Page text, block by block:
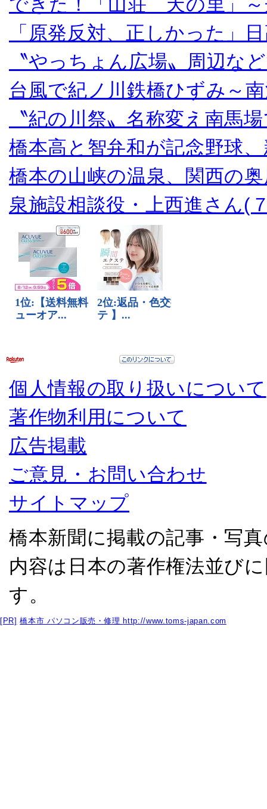
「原発反対、正しかった」
〝やっちょん広場〟周辺な
台風で紀ノ川鉄橋ひずみ～
〝紀の川祭〟名称変え南馬
橋本高と智弁和が記念野球
橋本の山峡の温泉、関西の
泉施設相談役・上西進さん(
個人情報の取り扱いについて
著作物利用について
広告掲載
ご意見・お問い合わせ
サイトマップ
橋本新聞に掲載の記事・写
内容は日本の著作権法並び
す。
[PR] 橋本市 パソコン販売・修理 http://www.toms-japan.com